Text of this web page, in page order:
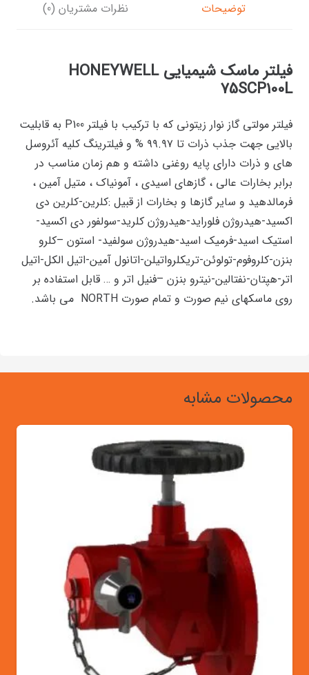
توضیحات نظرات مشتریان (0)
فیلتر ماسک شیمیایی HONEYWELL
75SCP100L
فیلتر مولتی گاز نوار زیتونی که با ترکیب با فیلتر P100 به قابلیت
بالایی جهت جذب ذرات تا ۹۹.۹۷ % و فیلترینگ کلیه آئروسل
های و ذرات دارای پایه روغنی داشته و هم زمان مناسب در
برابر بخارات عالی ، گازهای اسیدی ، آمونیاک ، متیل آمین ،
فرمالدهید و سایر گازها و بخارات از قبیل :کلرین-کلرین دی
اکسید-هیدروژن فلوراید-هیدروژن کلرید-سولفور دی اکسید-
استیک اسید-فرمیک اسید-هیدروژن سولفید- استون –کلرو
بنزن-کلروفوم-تولوئن-تریکلرواتیلن-اتانول آمین-اتیل الکل-اتیل
اتر-هپتان-نفتالین-نیترو بنزن –فنیل اتر و … قابل استفاده بر
روی ماسکهای نیم صورت و تمام صورت NORTH می باشد.
محصولات مشابه